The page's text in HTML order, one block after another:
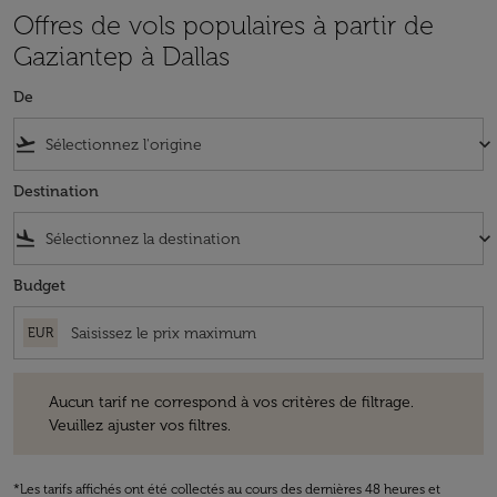
Offres de vols populaires à partir de
Gaziantep à Dallas
De
flight_takeoff keyboard_arrow_down
Destination
flight_land keyboard_arrow_down
Budget
EUR
Aucun tarif ne correspond à vos critères de filtrage.
Veuillez ajuster vos filtres.
*Les tarifs affichés ont été collectés au cours des dernières 48 heures et